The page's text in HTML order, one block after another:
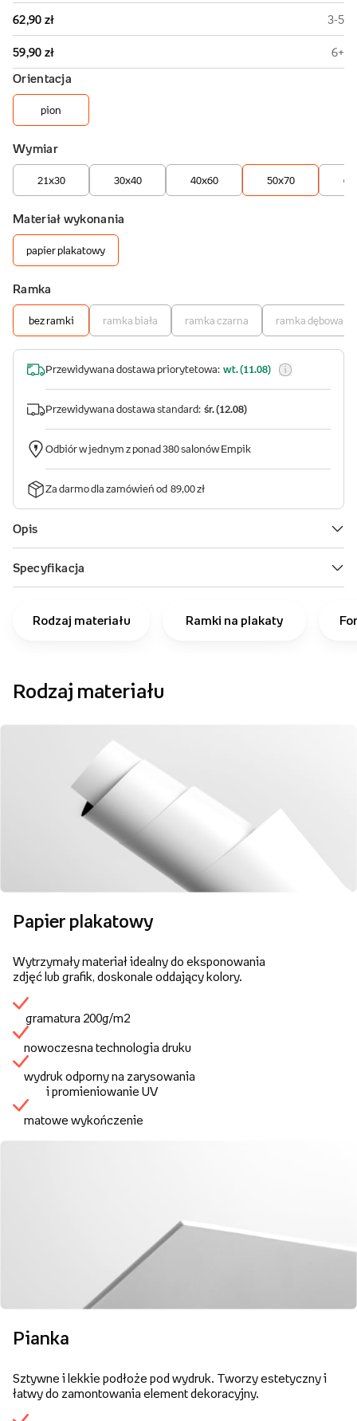
Rodzaj materiału Ramki na plakaty
Rodzaj materiału
Papier plakatowy
Wytrzymały materiał idealny do eksponowania
zdjęć lub grafik, doskonale oddający kolory.
gramatura 200g/m2
nowoczesna technologia druku
wydruk odporny na zarysowania
i promieniowanie UV
matowe wykończenie
Pianka
Sztywne i lekkie podłoże pod wydruk. Tworzy estetyczny i
łatwy do zamontowania element dekoracyjny.